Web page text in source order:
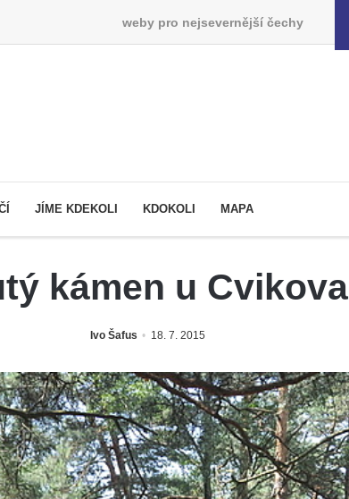
weby pro nejsevernější čechy
JÍME KDEKOLI KDOKOLI MAPA
kámen u Cvikova
Ivo Šafus 18. 7. 2015